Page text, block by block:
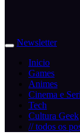
Newsletter
Inicio
Games
Animes
Cinema e
Tech
Cultura Geek
// todos os